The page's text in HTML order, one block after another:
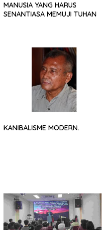
MANUSIA YANG HARUS
SENANTIASA MEMUJI TUHAN
KANIBALISME MODERN.